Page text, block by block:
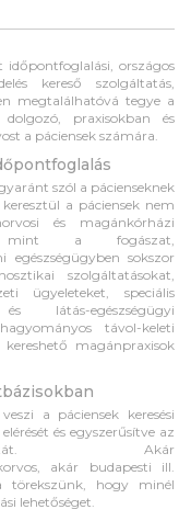
országos
kereső szolgáltatás,
megtalálhatóvá tegye a
praxisokban és
a páciensek számára.
szól a pácienseknek
a páciensek nem
és magánkórházi
mint a fogászat,
sokszor
szolgáltatásokat,
ügyeleteket, speciális
látás-egészségügyi
távol-keleti
magánpraxisok
a páciensek keresési
és egyszerűsítve az
Akár
akár budapesti ill.
törekszünk, hogy minél
lehetőséget.